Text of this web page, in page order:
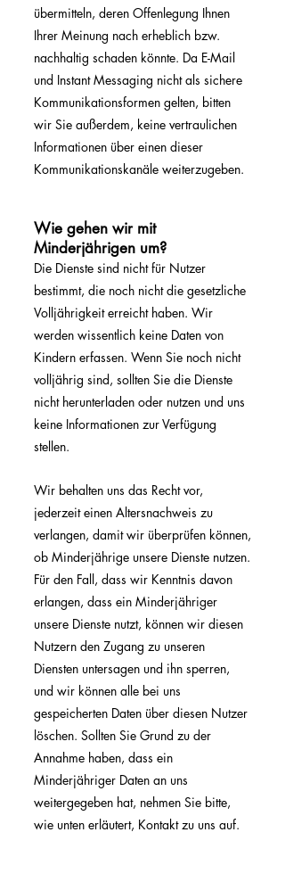
übermitteln, deren Offenlegung Ihnen
Ihrer Meinung nach erheblich bzw.
nachhaltig schaden könnte. Da E-Mail
und Instant Messaging nicht als sichere
Kommunikationsformen gelten, bitten
wir Sie außerdem, keine vertraulichen
Informationen über einen dieser
Kommunikationskanäle weiterzugeben.
Wie gehen wir mit
Minderjährigen um?
Die Dienste sind nicht für Nutzer
bestimmt, die noch nicht die gesetzliche
Volljährigkeit erreicht haben. Wir
werden wissentlich keine Daten von
Kindern erfassen. Wenn Sie noch nicht
volljährig sind, sollten Sie die Dienste
nicht herunterladen oder nutzen und uns
keine Informationen zur Verfügung
stellen.
Wir behalten uns das Recht vor,
jederzeit einen Altersnachweis zu
verlangen, damit wir überprüfen können,
ob Minderjährige unsere Dienste nutzen.
Für den Fall, dass wir Kenntnis davon
erlangen, dass ein Minderjähriger
unsere Dienste nutzt, können wir diesen
Nutzern den Zugang zu unseren
Diensten untersagen und ihn sperren,
und wir können alle bei uns
gespeicherten Daten über diesen Nutzer
löschen. Sollten Sie Grund zu der
Annahme haben, dass ein
Minderjähriger Daten an uns
weitergegeben hat, nehmen Sie bitte,
wie unten erläutert, Kontakt zu uns auf.